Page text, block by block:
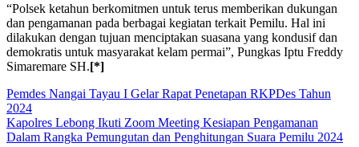
“Polsek ketahun berkomitmen untuk terus memberikan dukungan
dan pengamanan pada berbagai kegiatan terkait Pemilu. Hal ini
dilakukan dengan tujuan menciptakan suasana yang kondusif dan
demokratis untuk masyarakat kelam permai”, Pungkas Iptu Freddy
Simaremare SH.[*]
Navigasi
pos
Pemdes Nangai Tayau I Gelar Rapat Penetapan RKPDes Tahun
2024
Kapolres Lebong Ikuti Zoom Meeting Kesiapan Pengamanan
Dalam Rangka Pemungutan dan Penghitungan Suara Pemilu 2024